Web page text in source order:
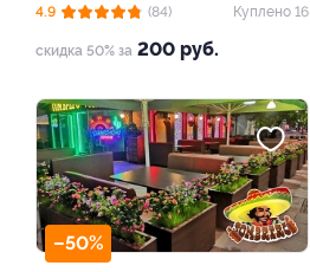
скидка 50% за 200 руб.
4.9 (84) Куплено 16
–50%